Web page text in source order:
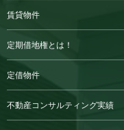
賃貸物件
定期借地権とは！
定借物件
不動産コンサルティング実績